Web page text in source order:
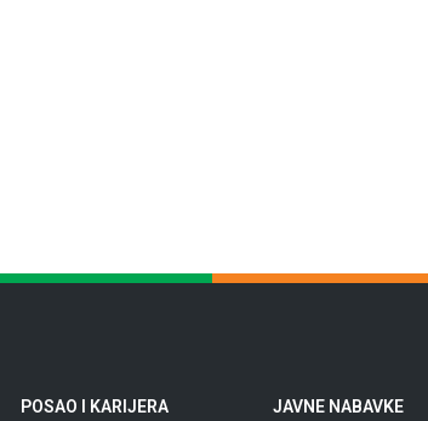
POSAO I KARIJERA JAVNE NABAVKE